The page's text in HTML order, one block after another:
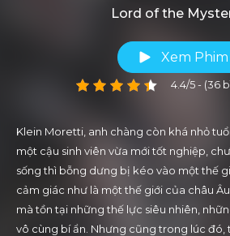
Lord of the
Xem Phim
4.4/5 - (36
Klein Moretti, anh chàng còn khá nhỏ
một cậu sinh viên vừa mới tốt nghiệp,
sống thì bỗng dưng bị kéo vào một thế
cảm giác như là một thế giới của châu
mà tồn tại những thế lực siêu nhiên,
vô cùng bí ẩn. Nhưng cũng trong lúc đó,